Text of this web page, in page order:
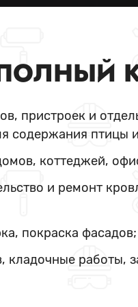
пристроек и
содержания птицы
коттеджей,
и ремонт
покраска
кладочные работы,